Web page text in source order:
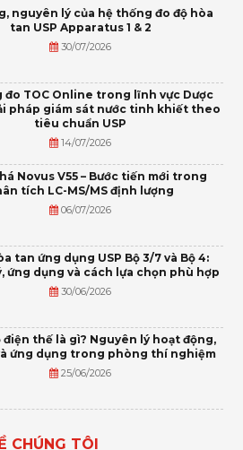
nguyên lý của hệ thống đo độ hòa
tan USP Apparatus 1 & 2
30/07/2026
đo TOC Online trong lĩnh vực Dược
pháp giám sát nước tinh khiết theo
tiêu chuẩn USP
14/07/2026
Novus V55 – Bước tiến mới trong
tích LC-MS/MS định lượng
06/07/2026
tan ứng dụng USP Bộ 3/7 và Bộ 4:
ứng dụng và cách lựa chọn phù hợp
30/06/2026
điện thế là gì? Nguyên lý hoạt động,
ứng dụng trong phòng thí nghiệm
25/06/2026
CHÚNG TÔI